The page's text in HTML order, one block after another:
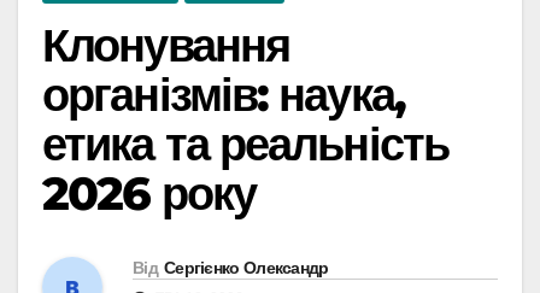
Клонування
організмів: наука,
етика та реальність
2026 року
Від Сергієнко Олександр